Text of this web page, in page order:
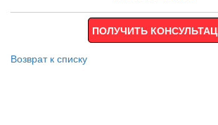
ПОЛУЧИТЬ
Возврат к списку